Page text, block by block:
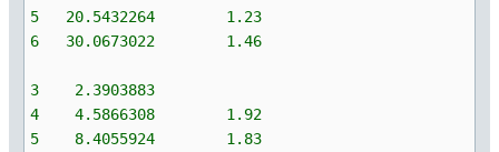
5 20.5432264 1.23
6 30.0673022 1.46
3 2.3903883
4 4.5866308 1.92
5 8.4055924 1.83